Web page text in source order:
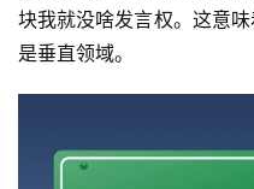
块我就没啥发言权。这意
是垂直领域。